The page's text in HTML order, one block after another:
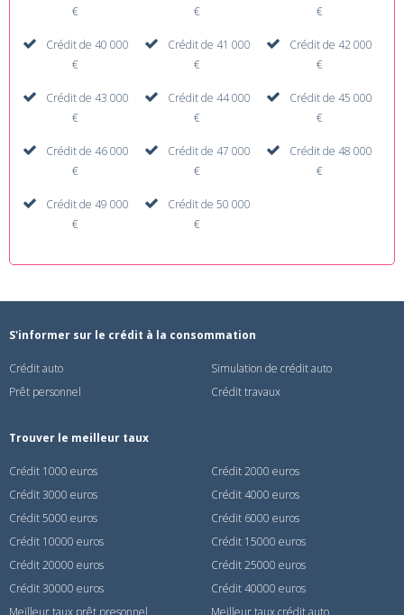
€
€
€
Crédit de 40 000
€
Crédit de 41 000
€
Crédit de 42 000
€
Crédit de 43 000
€
Crédit de 44 000
€
Crédit de 45 000
€
Crédit de 46 000
€
Crédit de 47 000
€
Crédit de 48 000
€
Crédit de 49 000
€
Crédit de 50 000
€
S'informer sur le crédit à la consommation
Crédit auto
Simulation de crédit auto
Prêt personnel
Crédit travaux
Trouver le meilleur taux
Crédit 1000 euros
Crédit 2000 euros
Crédit 3000 euros
Crédit 4000 euros
Crédit 5000 euros
Crédit 6000 euros
Crédit 10000 euros
Crédit 15000 euros
Crédit 20000 euros
Crédit 25000 euros
Crédit 30000 euros
Crédit 40000 euros
Meilleur taux prêt presonnel
Meilleur taux crédit auto